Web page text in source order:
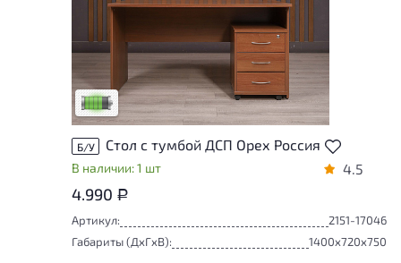
У товара присутствуют незначительные
следы эксплуатации, не влияющие на
удобство его использования
Низкая степень износа
Б/У Стол с тумбой ДСП Орех Россия
В наличии: 1 шт 4.5
4.990 Р
Артикул:
2151-17046
Габариты (ДxГxВ):
1400x720x750